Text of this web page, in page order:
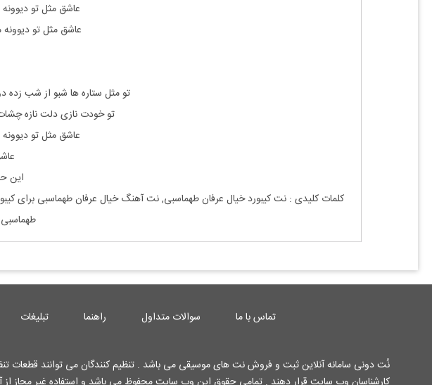
عاشق مثل تو
عاشق مثل تو
تو مثل ستاره ها شبو از شب زده
تو خودت نازی دلت نازه چشات
عاشق مثل تو
این
کلمات کلیدی : نتکیبورد خیال عرفان طهماسبی, نت آهنگ خیال عرفان طهماسبی برای
طهماسبی
تماس با ما سوالات متداول راهنما تبلیغات
نُت دونی سامانه آنلاین ثبت و فروش نت های موسیقی می باشد . تنظیم کنندگان می توانند قطعات